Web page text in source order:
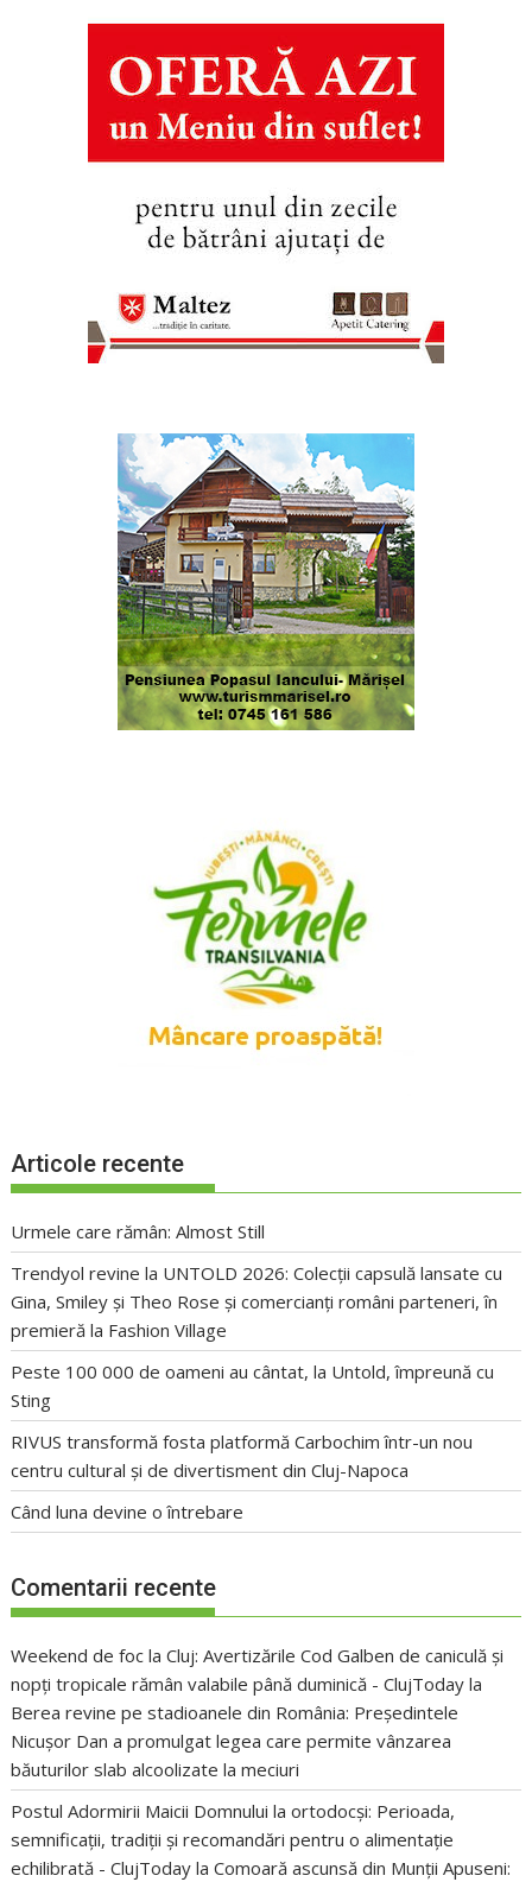
Articole recente
Urmele care rămân: Almost Still
Trendyol revine la UNTOLD 2026: Colecții capsulă lansate cu
Gina, Smiley și Theo Rose și comercianți români parteneri, în
premieră la Fashion Village
Peste 100 000 de oameni au cântat, la Untold, împreună cu
Sting
RIVUS transformă fosta platformă Carbochim într-un nou
centru cultural și de divertisment din Cluj-Napoca
Când luna devine o întrebare
Comentarii recente
Weekend de foc la Cluj: Avertizările Cod Galben de caniculă și
nopți tropicale rămân valabile până duminică - ClujToday la
Berea revine pe stadioanele din România: Președintele
Nicușor Dan a promulgat legea care permite vânzarea
băuturilor slab alcoolizate la meciuri
Postul Adormirii Maicii Domnului la ortodocși: Perioada,
semnificații, tradiții și recomandări pentru o alimentație
echilibrată - ClujToday laComoară ascunsă din Munții Apuseni: